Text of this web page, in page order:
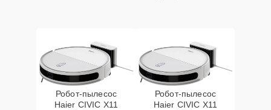
Робот-пылесос
Haier CIVIC X11
Робот-пылесос
Haier CIVIC X11